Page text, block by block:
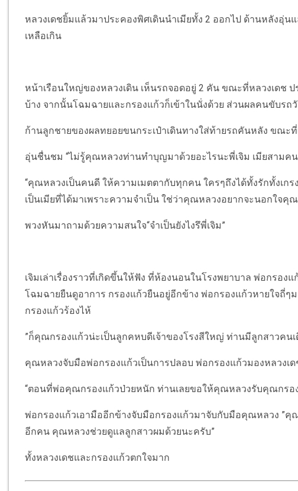
หลวงเดชยิ้มแล้วมาประคองพิศเดินนำเมียทั้ง 2 ออกไป ด้านหลังอุ่
เหลือเกิน
หน้าเรือนใหญ่ของหลวงเดิน เห็นรถจอดอยู่ 2 คัน ขณะที่หลวงเดช
บ้าง จากนั้นโฉมฉายและกรองแก้วก็เข้าในนั่งด้วย ส่วนผลคนขับรถ
ก้านลูกชายของผลทยอยขนกระเป๋าเดินทางใส่ท้ายรถคันหลัง ขณะ
อุ่นชื่นชม “ไม่รู้คุณหลวงท่านทำบุญมาด้วยอะไรนะพี่เจิม เมียสามคน
“คุณหลวงเป็นคนดี ให้ความเมตตากับทุกคน ใครๆถึงได้ทั้งรักทั้งเก
เป็นเมียที่ได้มาเพราะความจำเป็น ใช่ว่าคุณหลวงอยากจะนอกใจคุ
พวงหันมาถามด้วยความสนใจ“จำเป็นยังไงรึพี่เจิม”
เจิมเล่าเรื่องราวที่เกิดขึ้นให้ฟัง ที่ห้องนอนในโรงพยาบาล พ่อกรอ
โฉมฉายยืนดูอาการ กรองแก้วยืนอยู่อีกข้าง พ่อกรองแก้วหายใจถี่
กรองแก้วร้องไห้
”ก็คุณกรองแก้วน่ะเป็นลูกคหบดีเจ้าของโรงสีใหญ่ ท่านมีลูกสาวคน
คุณหลวงจับมือพ่อกรองแก้วเป็นการปลอบ พ่อกรองแก้วมองหลวงเ
“ตอนที่พ่อคุณกรองแก้วป่วยหนัก ท่านเลยขอให้คุณหลวงรับคุณกรอง
พ่อกรองแก้วเอามืออีกข้างจับมือกรองแก้วมาจับกับมือคุณหลวง ”
อีกคน คุณหลวงช่วยดูแลลูกสาวผมด้วยนะครับ”
ทั้งหลวงเดชและกรองแก้วตกใจมาก